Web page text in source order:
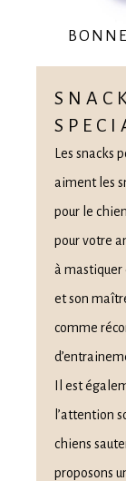
Les snacks
aiment les
pour le
pour votre
à mastiquer
et son
comme
Il est
l’attention
chiens
proposons